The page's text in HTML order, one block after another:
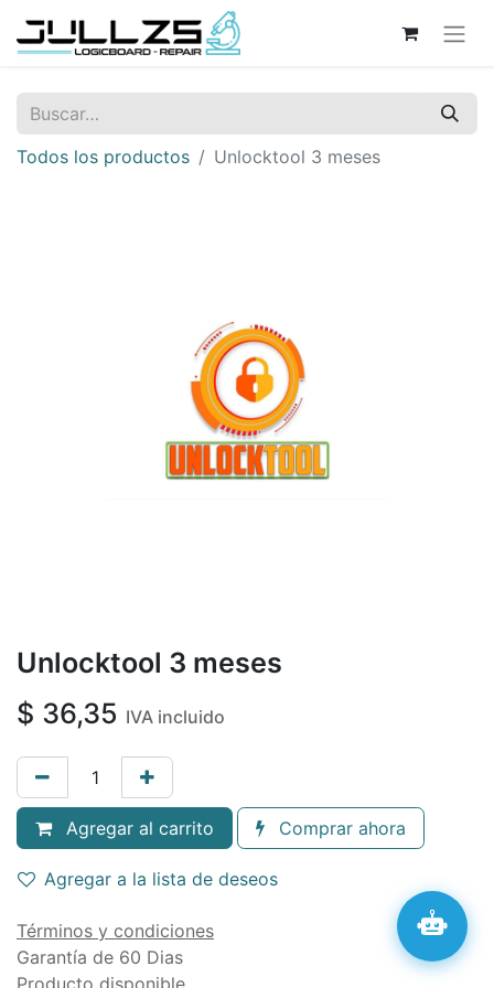
Todos los productos Unlocktool 3 meses
Unlocktool 3 meses
$ 36,35 IVA incluido
Agregar al carrito Comprar ahora
Agregar a la lista de deseos
Términos y condiciones
Garantía de 60 Dias
Producto disponible